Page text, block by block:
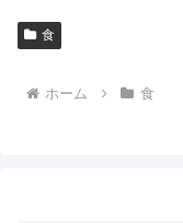
食
ホーム 食